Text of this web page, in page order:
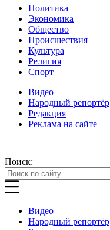
Политика
Экономика
Общество
Происшествия
Культура
Религия
Спорт
Видео
Народный репортёр
Редакция
Реклама на сайте
Поиск:
Видео
Народный репортёр